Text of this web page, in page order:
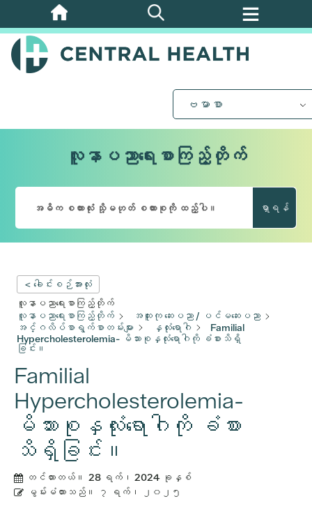
အဓိက
အကြောင်းအရာ
သို့
ဗမာစာ
လူနာပညာရေးစာကြည့်တိုက်
ရှာရန်
< ခေါင်းစဉ်အားလုံး
လူနာပညာရေးစာကြည့်တိုက်
လူနာပညာရေးစာကြည့်တိုက်
အထူးကု ဆေးပညာ / ပင်မဆေးပညာ
အင်္ဂလိပ်စာရွက်စာတမ်းများ
နှလုံးရောဂါ
Familial
Hypercholesterolemia- မိသားစုနှလုံးရောဂါကို ခံစားသိရှိ
ခြင်း။
Familial
Hypercholesterolemia-
မိသားစုနှလုံးရောဂါကို ခံစား
သိရှိခြင်း။
တင်ထားတယ်။ 28 ရက်၊ 2024 ခုနှစ်
မွမ်းမံထားသည်။
၇ ရက်၊ ၂၀၂၅